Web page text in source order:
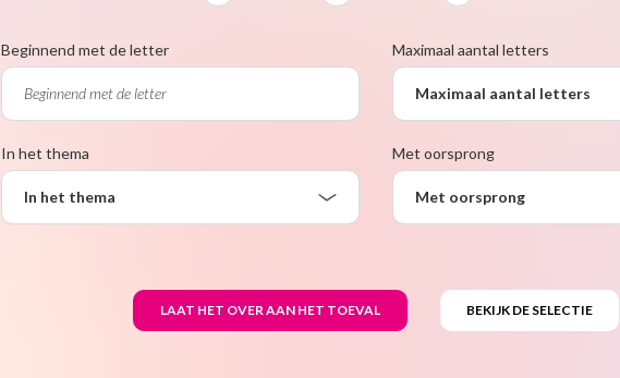
Beginnend met de letter Maximaal aantal letters
Maximaal aantal letters
In het thema
In het thema
Met oorsprong
Met oorsprong